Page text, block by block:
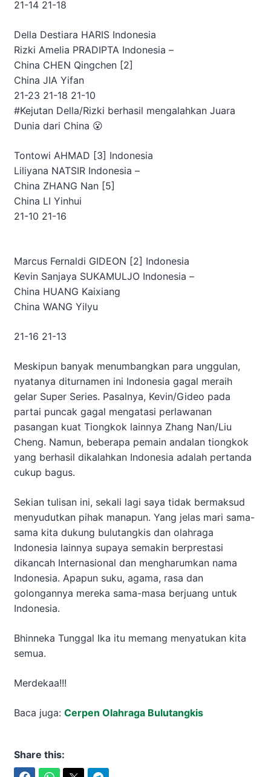
21-14 21-18
Della Destiara HARIS Indonesia
Rizki Amelia PRADIPTA Indonesia –
China CHEN Qingchen [2]
China JIA Yifan
21-23 21-18 21-10
#Kejutan Della/Rizki berhasil mengalahkan Juara
Dunia dari China 😮
Tontowi AHMAD [3] Indonesia
Liliyana NATSIR Indonesia –
China ZHANG Nan [5]
China LI Yinhui
21-10 21-16
Marcus Fernaldi GIDEON [2] Indonesia
Kevin Sanjaya SUKAMULJO Indonesia –
China HUANG Kaixiang
China WANG Yilyu
21-16 21-13
Meskipun banyak menumbangkan para unggulan,
nyatanya diturnamen ini Indonesia gagal meraih
gelar Super Series. Pasalnya, Kevin/Gideo pada
partai puncak gagal mengatasi perlawanan
pasangan kuat Tiongkok lainnya Zhang Nan/Liu
Cheng. Namun, beberapa pemain andalan tiongkok
yang berhasil dikalahkan Indonesia adalah pertanda
cukup bagus.
Sekian tulisan ini, sekali lagi saya tidak bermaksud
menyudutkan pihak manapun. Yang jelas mari sama-
sama kita dukung bulutangkis dan olahraga
Indonesia lainnya supaya semakin berprestasi
dikancah Internasional dan mengharumkan nama
Indonesia. Apapun suku, agama, rasa dan
golongannya mereka sama-masa berjuang untuk
Indonesia.
Bhinneka Tunggal Ika itu memang menyatukan kita
semua.
Merdekaa!!!
Baca juga: Cerpen Olahraga Bulutangkis
Share this: